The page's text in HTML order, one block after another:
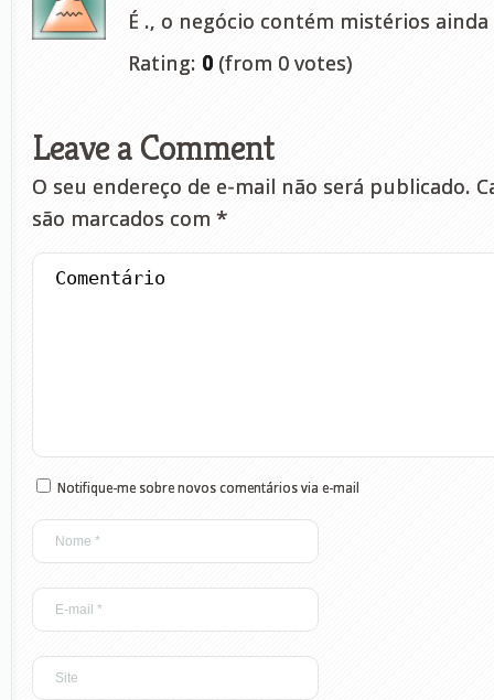
É ., o negócio contém mistérios
Rating: 0 (from 0 votes)
Leave a Comment
O seu endereço de e-mail não será publicado.
são marcados com *
Notifique-me sobre novos comentários via e-mail